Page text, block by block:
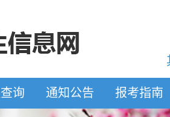
询 通知公告 报考指南